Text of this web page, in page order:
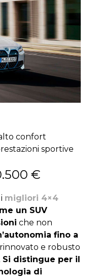
confort
sportive
€
migliori 4×4
un SUV
che non
fino a
e robusto
Si distingue per il
di